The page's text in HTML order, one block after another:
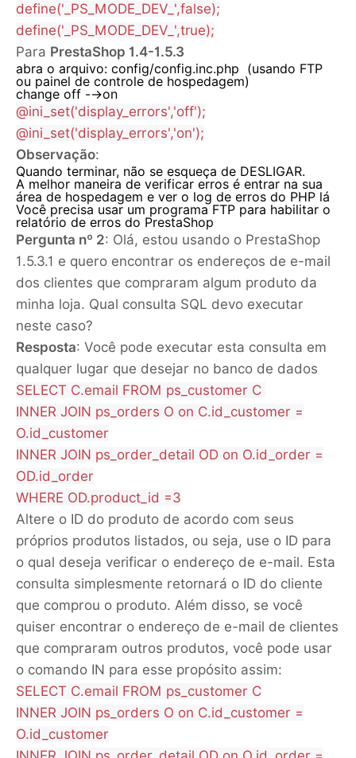
define('_PS_MODE_DEV_',false);
define('_PS_MODE_DEV_',true);
Para PrestaShop 1.4-1.5.3
abra o arquivo: config/config.inc.php (usando FTP
ou painel de controle de hospedagem)
change off -->on
@ini_set('display_errors','off');
@ini_set('display_errors','on');
Observação:
Quando terminar, não se esqueça de DESLIGAR.
A melhor maneira de verificar erros é entrar na sua
área de hospedagem e ver o log de erros do PHP lá
Você precisa usar um programa FTP para habilitar o
relatório de erros do PrestaShop
Pergunta nº 2: Olá, estou usando o PrestaShop
1.5.3.1 e quero encontrar os endereços de e-mail
dos clientes que compraram algum produto da
minha loja. Qual consulta SQL devo executar
neste caso?
Resposta: Você pode executar esta consulta em
qualquer lugar que desejar no banco de dados
SELECT C.email FROM ps_customer C
INNER JOIN ps_orders O on C.id_customer =
O.id_customer
INNER JOIN ps_order_detail OD on O.id_order =
OD.id_order
WHERE OD.product_id =3
Altere o ID do produto de acordo com seus
próprios produtos listados, ou seja, use o ID para
o qual deseja verificar o endereço de e-mail. Esta
consulta simplesmente retornará o ID do cliente
que comprou o produto. Além disso, se você
quiser encontrar o endereço de e-mail de clientes
que compraram outros produtos, você pode usar
o comando IN para esse propósito assim:
SELECT C.email FROM ps_customer C
INNER JOIN ps_orders O on C.id_customer =
O.id_customer